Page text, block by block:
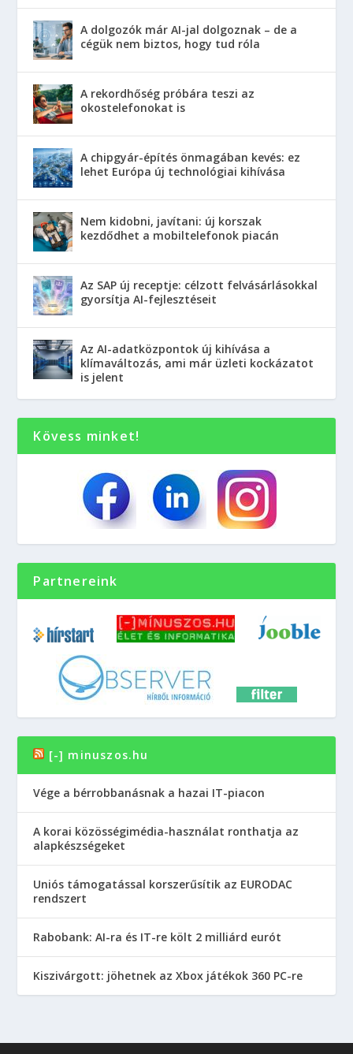
A dolgozók már AI-jal dolgoznak – de a
cégük nem biztos, hogy tud róla
A rekordhőség próbára teszi az
okostelefonokat is
A chipgyár-építés önmagában kevés: ez
lehet Európa új technológiai kihívása
Nem kidobni, javítani: új korszak
kezdődhet a mobiltelefonok piacán
Az SAP új receptje: célzott felvásárlásokkal
gyorsítja AI-fejlesztéseit
Az AI-adatközpontok új kihívása a
klímaváltozás, ami már üzleti kockázatot
is jelent
Kövess minket!
Partnereink
[-] minuszos.hu
Vége a bérrobbanásnak a hazai IT-piacon
A korai közösségimédia-használat ronthatja az
alapkészségeket
Uniós támogatással korszerűsítik az EURODAC
rendszert
Rabobank: AI-ra és IT-re költ 2 milliárd eurót
Kiszivárgott: jöhetnek az Xbox játékok 360 PC-re